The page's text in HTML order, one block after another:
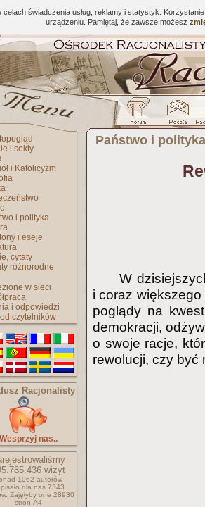
świadczenia usług, reklamy i statystyk.
urządzeniu. Pamiętaj, że zawsze możesz
i sekty
i Katolicyzm
i polityka
i eseje
cytaty
różnorodne
w sieci
i odpowiedzi
czytelników
Racjonalisty
Wesprzyj nas..
wizyt
1062 autorów
dla nas 7343
Zajęłyby one 28930
stron A4
Państwo i polityka
W
i coraz
poglądy na
demokracji,
o swoje racje,
rewolucji, czy być